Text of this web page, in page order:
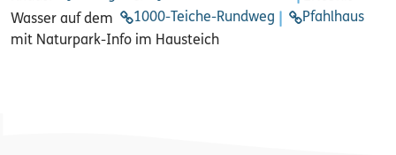
Wasser auf dem
1000-Teiche-Rundweg
Pfahlhaus
mit Naturpark-Info im Hausteich